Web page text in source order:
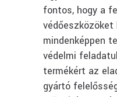
fontos, hogy a
védőeszközöket
mindenképpen
védelmi
termékért az
gyártó